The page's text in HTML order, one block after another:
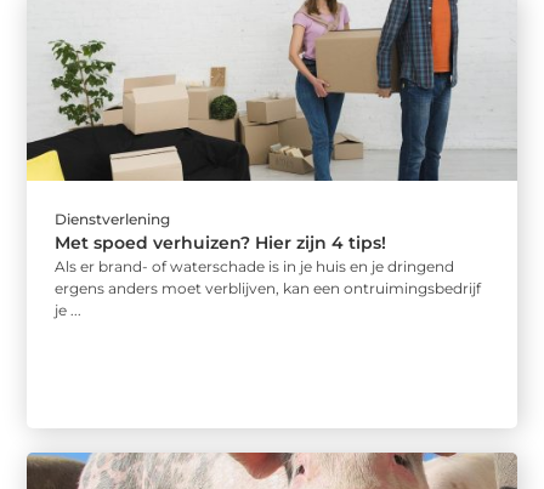
Dienstverlening
Met spoed verhuizen? Hier zijn 4 tips!
Als er brand- of waterschade is in je huis en je dringend
ergens anders moet verblijven, kan een ontruimingsbedrijf
je ...